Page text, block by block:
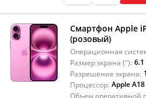
Смартфон Apple
(розовый)
Операционная
Размер экрана ("): 6.1
Разрешение экрана:
Процессор: Apple A18
Объем оперативной